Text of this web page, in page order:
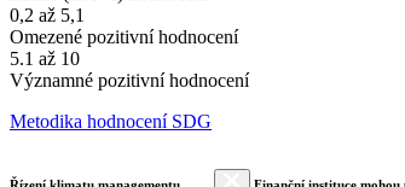
0,2 až 5,1
Omezené pozitivní hodnocení
5.1 až 10
Významné pozitivní hodnocení
Metodika hodnocení SDG